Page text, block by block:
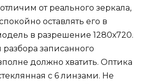
от реального зеркала,
оставлять его в
в разрешение 1280х720.
записанного
должно хватить. Оптика
с 6 линзами. Не